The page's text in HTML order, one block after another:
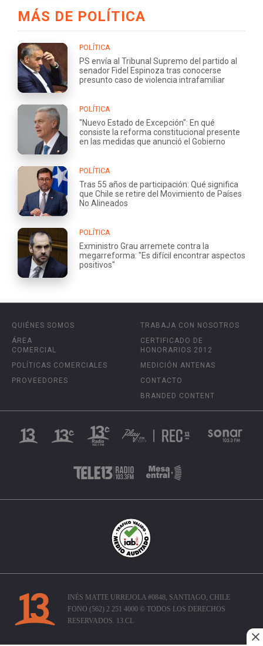
MÁS DE POLÍTICA
POLÍTICA
PS envía al Tribunal Supremo del partido al
senador Fidel Espinoza tras conocerse
presunto caso de violencia intrafamiliar
POLÍTICA
"Nuevo Estado de Excepción": En qué
consiste la reforma constitucional presente
en las medidas que anunció el Gobierno
POLÍTICA
Tras 55 años de participación: Qué significa
que Chile se retire del Movimiento de Países
No Alineados
POLÍTICA
Exministro Grau arremete contra la
megarreforma: "Es difícil encontrar aspectos
positivos"
QUIÉNES SOMOS
ÁREA
COMERCIAL
POLÍTICAS COMERCIALES
PROVEEDORES
TRABAJA CON NOSOTROS
CERTIFICADO DE
HONORARIOS 2012
MEDICIÓN ANTENAS
CONTACTO
BRANDED CONTENT
INÉS MATTE URREJOLA #0848, SANTIAGO, CHILE
FONO (562) 2 251 4000 © TODOS LOS DERECHOS
RESERVADOS. 13.CL